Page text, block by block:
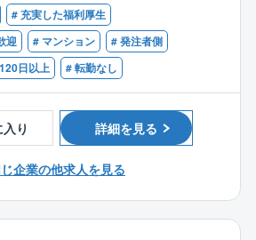
務いただきます。
〉
ョンなどにおける完成までの全て
とが大きな特徴。
用途、設備仕様の決定、建材の選
程で自分の意見が発信でき、マン
どんどん掴むことができます。
# 充実した福利厚生
迎
# マンション
# 発注者側
日以上 # 転勤なし
り 詳細を見る
企業の他求人を見る